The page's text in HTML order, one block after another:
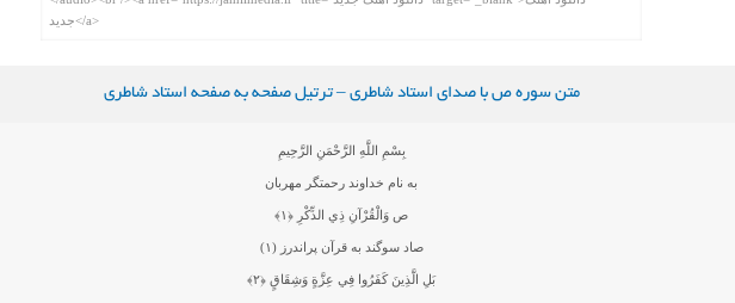
متن سوره ص با صدای استاد شاطری – ترتیل صفحه به صفحه استاد شاطری
بِسْمِ اللَّهِ الرَّحْمَنِ الرَّحِيمِ
به نام خداوند رحمتگر مهربان
ص وَالْقُرْآنِ ذِي الذِّكْرِ ﴿۱﴾
صاد سوگند به قرآن پراندرز (۱)
بَلِ الَّذِينَ كَفَرُوا فِي عِزَّةٍ وَشِقَاقٍ ﴿۲﴾